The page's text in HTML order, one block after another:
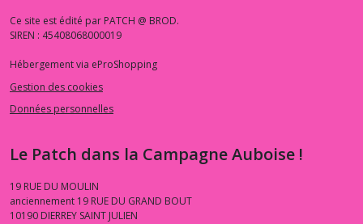
Ce site est édité par PATCH @ BROD.
SIREN : 45408068000019
Hébergement via eProShopping
Gestion des cookies
Données personnelles
Le Patch dans la Campagne Auboise !
19 RUE DU MOULIN
anciennement 19 RUE DU GRAND BOUT
10190 DIERREY SAINT JULIEN